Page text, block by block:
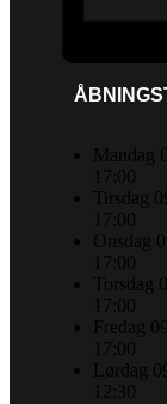
Mandag
17:00
Tirsdag
17:00
Onsdag
17:00
Torsdag
17:00
Fredag
17:00
Lørdag
12:30